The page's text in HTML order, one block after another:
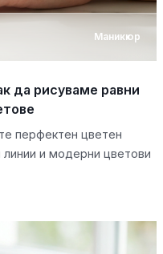
Маникюр
да рисуваме равни
перфектен цветен
и модерни цветови